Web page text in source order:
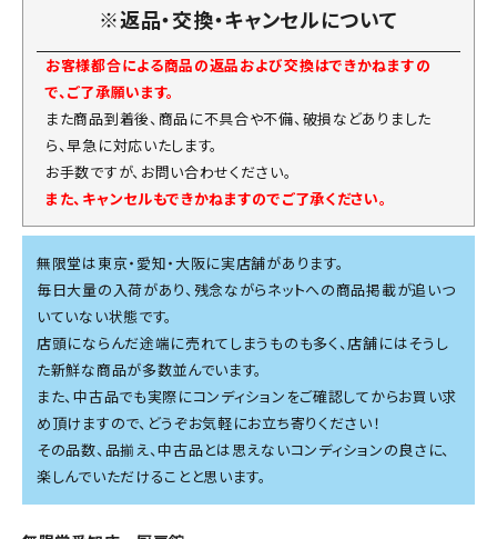
※返品・交換・キャンセルについて
お客様都合による商品の返品および交換はできかねますの
で、ご了承願います。
また商品到着後、商品に不具合や不備、破損などありました
ら、早急に対応いたします。
お手数ですが、お問い合わせください。
また、キャンセルもできかねますのでご了承ください。
無限堂は東京・愛知・大阪に実店舗があります。
毎日大量の入荷があり、残念ながらネットへの商品掲載が追いつ
いていない状態です。
店頭にならんだ途端に売れてしまうものも多く、店舗にはそうし
た新鮮な商品が多数並んでいます。
また、中古品でも実際にコンディションをご確認してからお買い求
め頂けますので、どうぞお気軽にお立ち寄りください！
その品数、品揃え、中古品とは思えないコンディションの良さに、
楽しんでいただけることと思います。